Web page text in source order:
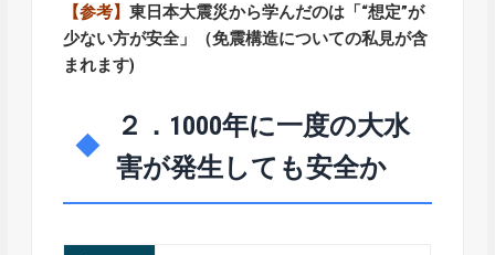
【参考】東日本大震災から学んだのは「“想定”が
少ない方が安全」（免震構造についての私見が含
まれます)
２．1000年に一度の大水
害が発生しても安全か